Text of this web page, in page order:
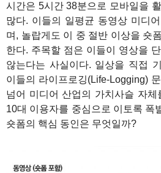
시간은 5시간 38분으로 모바일을
많다. 이들의 일평균 동영상 미디
며, 놀랍게도 이 중 절반 이상을 숏
한다. 주목할 점은 이들이 영상을
않는다는 사실이다. 일상을 직접
이들의 라이프로깅(Life-Logging)
넘어 미디어 산업의 가치사슬 자
10대 이용자를 중심으로 이토록 폭
숏폼의 핵심 동인은 무엇일까?